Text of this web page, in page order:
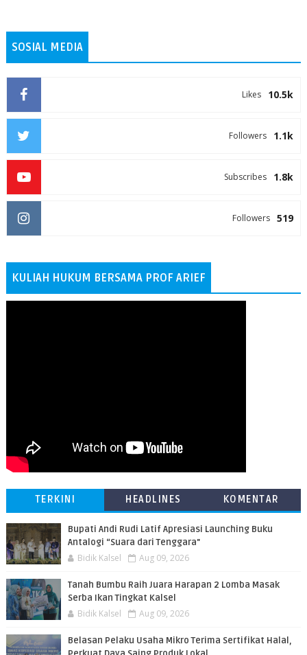
SOSIAL MEDIA
10.5k
Likes
1.1k
Followers
1.8k
Subscribes
519
Followers
KULIAH HUKUM BERSAMA PROF ARIEF
TERKINI HEADLINES KOMENTAR
Bupati Andi Rudi Latif Apresiasi Launching Buku
Antalogi “Suara dari Tenggara"
Bidik Kalsel Aug 09, 2026
Tanah Bumbu Raih Juara Harapan 2 Lomba Masak
Serba Ikan Tingkat Kalsel
Bidik Kalsel Aug 09, 2026
Belasan Pelaku Usaha Mikro Terima Sertifikat Halal,